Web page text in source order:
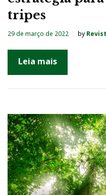
tripes
29 de março de 2022 by
Leia mais